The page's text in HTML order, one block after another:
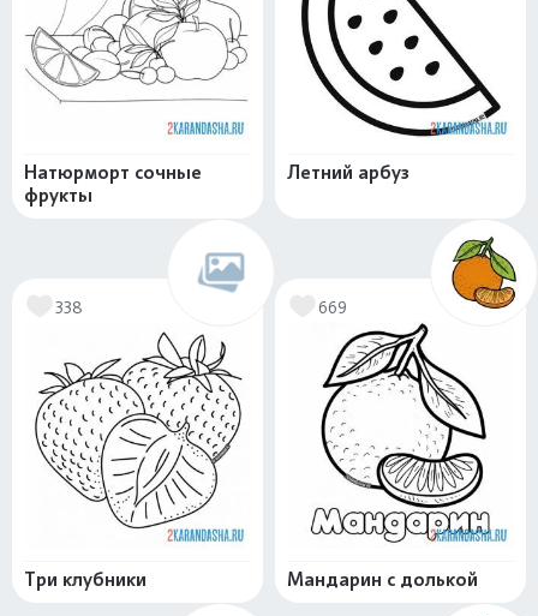
Натюрморт сочные
фрукты
Летний арбуз
338
Три клубники
669
Мандарин с долькой